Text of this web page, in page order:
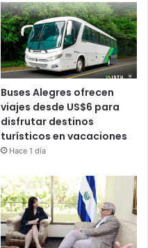
Buses Alegres ofrecen
viajes desde US$6 para
disfrutar destinos
turísticos en vacaciones
Hace 1 día